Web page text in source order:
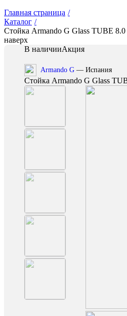
Главная страница /
Каталог /
Стойка Armando G Glass TUBE 8.0
наверх
В наличииАкция
Armando G — Испания
Стойка Armando G Glass